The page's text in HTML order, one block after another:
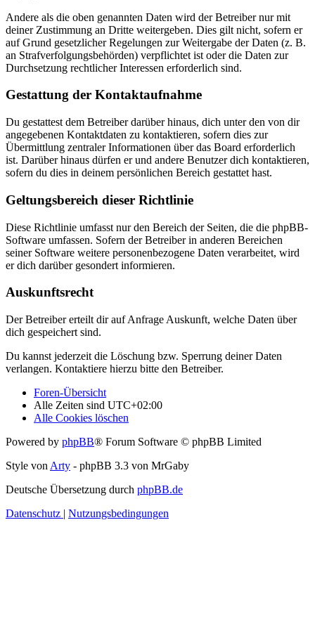
Andere als die oben genannten Daten wird der Betreiber nur mit
deiner Zustimmung an Dritte weitergeben. Dies gilt nicht, sofern er
auf Grund gesetzlicher Regelungen zur Weitergabe der Daten (z. B.
an Strafverfolgungsbehörden) verpflichtet ist oder die Daten zur
Durchsetzung rechtlicher Interessen erforderlich sind.
Gestattung der Kontaktaufnahme
Du gestattest dem Betreiber darüber hinaus, dich unter den von dir
angegebenen Kontaktdaten zu kontaktieren, sofern dies zur
Übermittlung zentraler Informationen über das Board erforderlich
ist. Darüber hinaus dürfen er und andere Benutzer dich kontaktieren,
sofern du dies in deinem persönlichen Bereich gestattet hast.
Geltungsbereich dieser Richtlinie
Diese Richtlinie umfasst nur den Bereich der Seiten, die die phpBB-
Software umfassen. Sofern der Betreiber in anderen Bereichen
seiner Software weitere personenbezogene Daten verarbeitet, wird
er dich darüber gesondert informieren.
Auskunftsrecht
Der Betreiber erteilt dir auf Anfrage Auskunft, welche Daten über
dich gespeichert sind.
Du kannst jederzeit die Löschung bzw. Sperrung deiner Daten
verlangen. Kontaktiere hierzu bitte den Betreiber.
Foren-Übersicht
Alle Zeiten sind UTC+02:00
Alle Cookies löschen
Powered by phpBB® Forum Software © phpBB Limited
Style von Arty - phpBB 3.3 von MrGaby
Deutsche Übersetzung durch phpBB.de
Datenschutz | Nutzungsbedingungen